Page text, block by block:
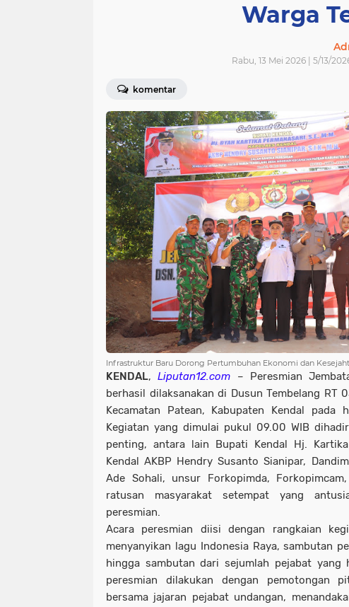
Warga
Rabu, 13 Mei 2026 | 5/13/
komentar
Infrastruktur Baru Dorong Pertumbuhan Ekonomi dan
KENDAL,Liputan12.com – Peresmian
berhasil dilaksanakan di Dusun Tembelang RT
Kecamatan Patean, Kabupaten Kendal pada
Kegiatan yang dimulai pukul 09.00 WIB
penting, antara lain Bupati Kendal Hj. Kartika
Kendal AKBP Hendry Susanto Sianipar,
Ade Sohali, unsur Forkopimda,
ratusan masyarakat setempat yang
peresmian.
Acara peresmian diisi dengan rangkaian
menyanyikan lagu Indonesia Raya, sambutan
hingga sambutan dari sejumlah pejabat yang
peresmian dilakukan dengan pemotongan
bersama jajaran pejabat undangan,